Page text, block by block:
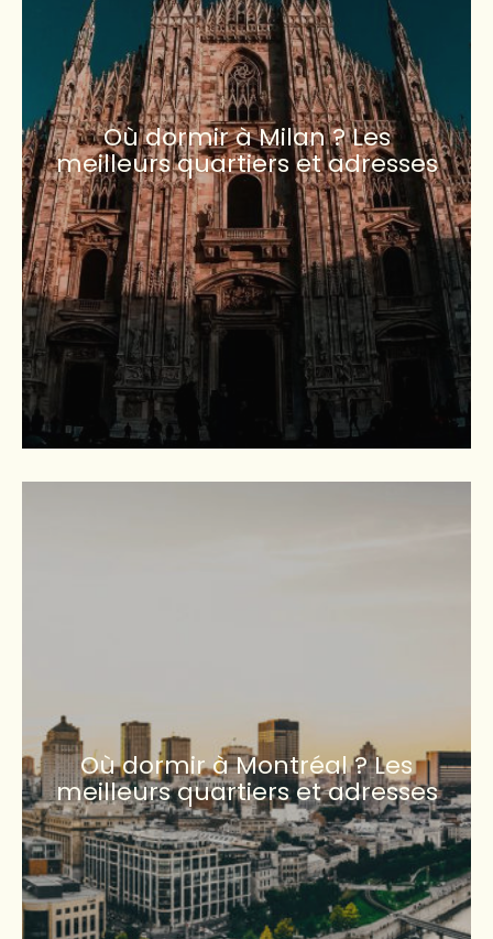
Où dormir à Milan ? Les
meilleurs quartiers et adresses
Où dormir à Montréal ? Les
meilleurs quartiers et adresses